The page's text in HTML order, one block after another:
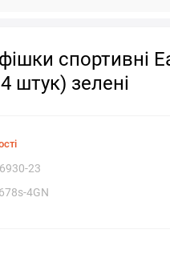
спортивні
штук) зелені
23
4GN